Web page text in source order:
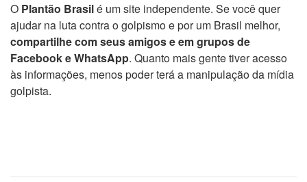
O Plantão Brasilé um site independente. Se você quer
ajudar na luta contra o golpismo e por um Brasil melhor,
compartilhe com seus amigos e em grupos de
Facebook e WhatsApp. Quanto mais gente tiver acesso
às informações, menos poder terá a manipulação da mídia
golpista.